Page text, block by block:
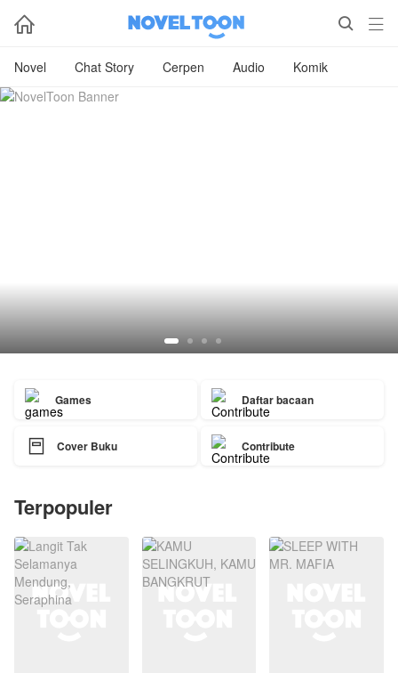
  
Novel Chat Story Cerpen Audio Komik
Games Daftar bacaan
 Cover Buku Contribute
Terpopuler